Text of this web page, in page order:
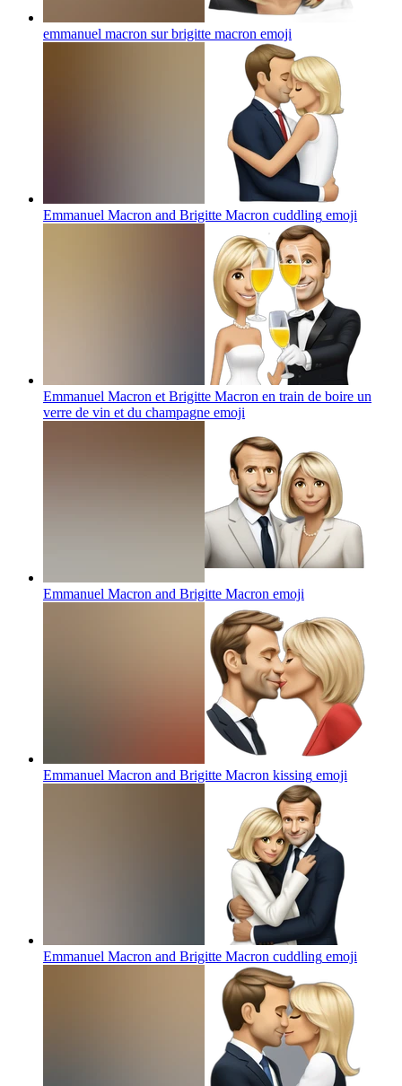
emmanuel macron sur brigitte macron emoji
Emmanuel Macron and Brigitte Macron cuddling emoji
Emmanuel Macron et Brigitte Macron en train de boire un
verre de vin et du champagne emoji
Emmanuel Macron and Brigitte Macron emoji
Emmanuel Macron and Brigitte Macron kissing emoji
Emmanuel Macron and Brigitte Macron cuddling emoji